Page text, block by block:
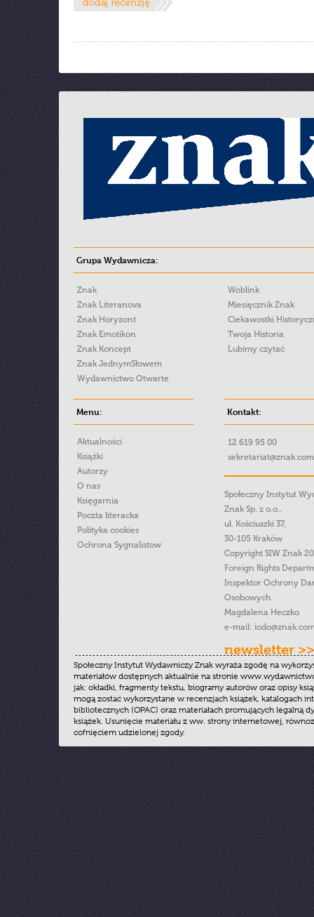
Grupa Wydawnicza:
Znak
Znak Literanova
Znak Horyzont
Znak Emotikon
Znak Koncept
Znak JednymSłowem
Wydawnictwo Otwarte
Woblink
Miesięcznik Znak
Ciekawostki
Twoja Historia
Lubimy czytać
Menu:
Aktualności
Książki
Autorzy
O nas
Księgarnia
Poczta literacka
Polityka cookies
Ochrona Sygnalistow
Kontakt:
12 619 95 00
Społeczny Instytut
Znak Sp. z o.o.,
ul. Kościuszki 37,
30-105 Kraków
Copyright SIW Znak
Foreign Rights
Inspektor Ochrony
Osobowych
Magdalena Heczko
e-mail:
newsletter >>
Społeczny Instytut Wydawniczy Znak wyraża zgodę na
materiałów dostępnych aktualnie na stronie
jak: okładki, fragmenty tekstu, biogramy autorów oraz opisy
mogą zostać wykorzystane w recenzjach książek, katalogach
bibliotecznych (OPAC) oraz materiałach promujących legalną
książek. Usunięcie materiału z ww. strony internetowej,
cofnięciem udzielonej zgody.